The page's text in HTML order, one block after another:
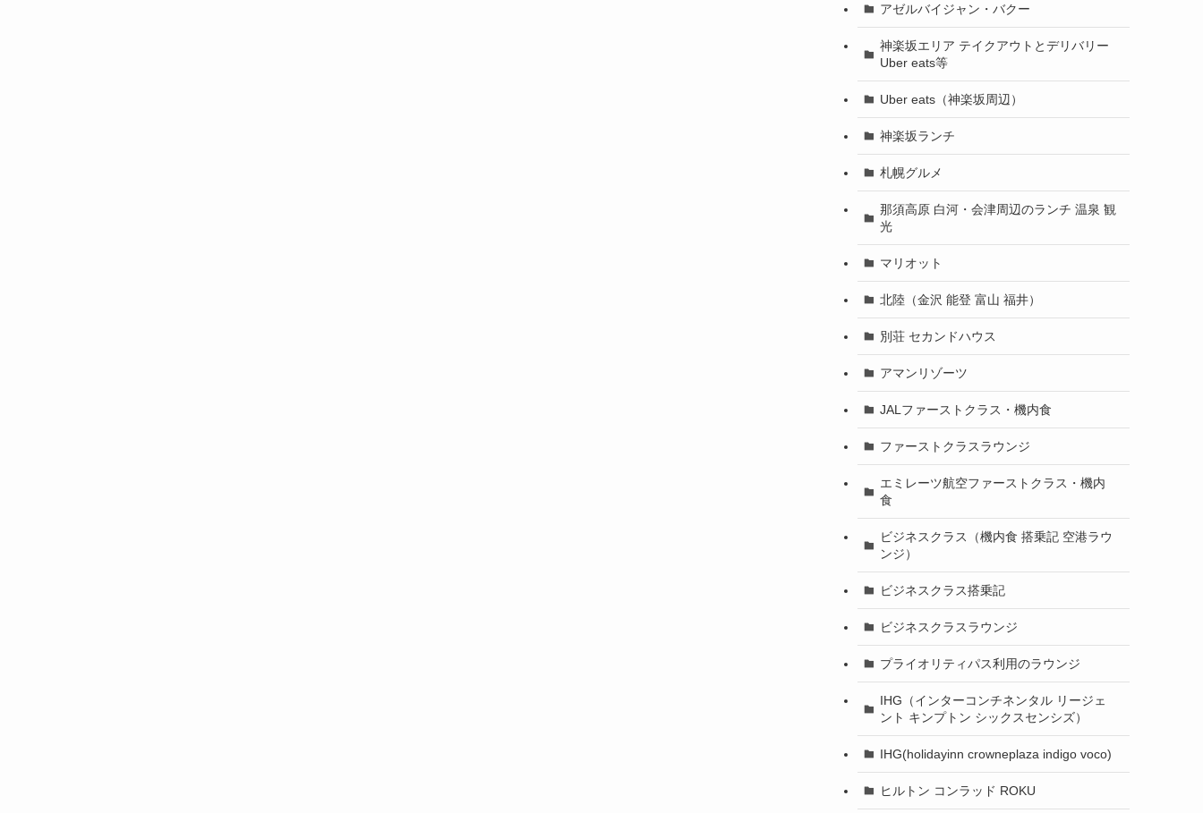
アゼルバイジャン・バクー
神楽坂エリア テイクアウトとデリバリー
Uber eats等
Uber eats（神楽坂周辺）
神楽坂ランチ
札幌グルメ
那須高原 白河・会津周辺のランチ 温泉 観
光
マリオット
北陸（金沢 能登 富山 福井）
別荘 セカンドハウス
アマンリゾーツ
JALファーストクラス・機内食
ファーストクラスラウンジ
エミレーツ航空ファーストクラス・機内
食
ビジネスクラス（機内食 搭乗記 空港ラウ
ンジ）
ビジネスクラス搭乗記
ビジネスクラスラウンジ
プライオリティパス利用のラウンジ
IHG（インターコンチネンタル リージェ
ント キンプトン シックスセンシズ）
IHG(holidayinn crowneplaza indigo voco)
ヒルトン コンラッド ROKU